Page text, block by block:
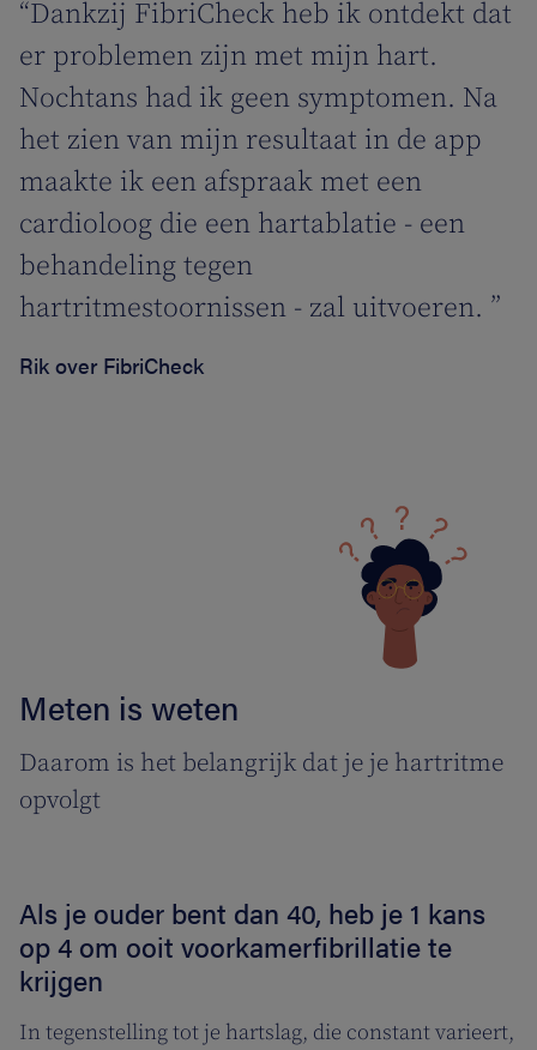
“Dankzij FibriCheck heb ik ontdekt dat
er problemen zijn met mijn hart.
Nochtans had ik geen symptomen. Na
het zien van mijn resultaat in de app
maakte ik een afspraak met een
cardioloog die een hartablatie - een
behandeling tegen
hartritmestoornissen - zal uitvoeren. ”
Rik over FibriCheck
Meten is weten
Daarom is het belangrijk dat je je hartritme
opvolgt
Als je ouder bent dan 40, heb je 1 kans
op 4 om ooit voorkamerfibrillatie te
krijgen
In tegenstelling tot je hartslag, die constant varieert,